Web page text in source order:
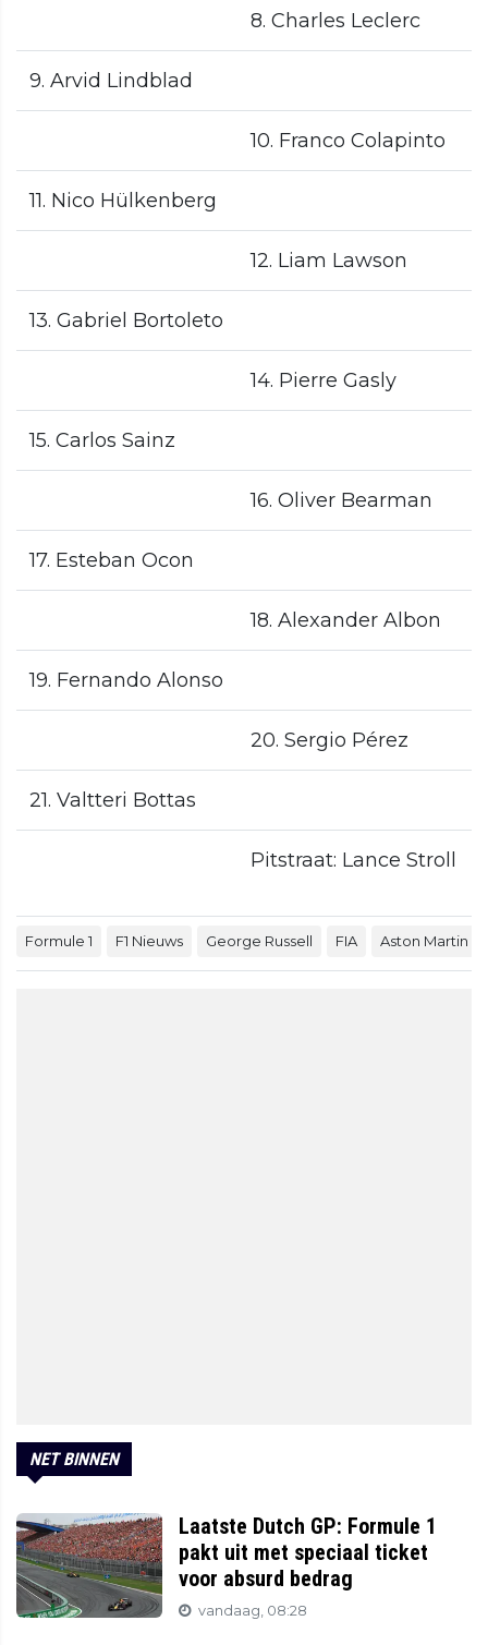
8. Charles Leclerc
9. Arvid Lindblad
10. Franco Colapinto
11. Nico Hülkenberg
12. Liam Lawson
13. Gabriel Bortoleto
14. Pierre Gasly
15. Carlos Sainz
16. Oliver Bearman
17. Esteban Ocon
18. Alexander Albon
19. Fernando Alonso
20. Sergio Pérez
21. Valtteri Bottas
Pitstraat: Lance Stroll
Formule 1 F1 Nieuws George Russell FIA Aston Martin
NET BINNEN
Laatste Dutch GP: Formule 1
pakt uit met speciaal ticket
voor absurd bedrag
vandaag, 08:28